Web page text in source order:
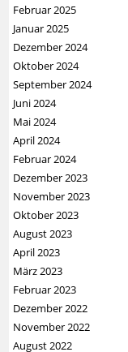
Februar 2025
Januar 2025
Dezember 2024
Oktober 2024
September 2024
Juni 2024
Mai 2024
April 2024
Februar 2024
Dezember 2023
November 2023
Oktober 2023
August 2023
April 2023
März 2023
Februar 2023
Dezember 2022
November 2022
August 2022